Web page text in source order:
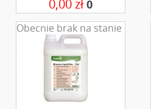
0,00 zł 0
Obecnie brak na stanie